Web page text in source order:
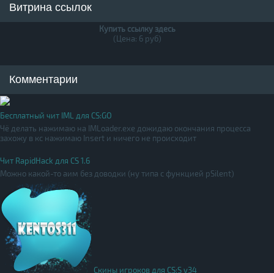
Витрина ссылок
Купить ссылку здесь
(Цена: 6 руб)
Комментарии
Бесплатный чит IML для CS:GO
Чё делать нажимаю на IMLoader.exe дожидаю окончания процесса
захожу в кс нажимаю Insert и ничего не происходит
Чит RapidHack для CS 1.6
Можно какой-то аим без доводки (ну типа с функцией pSilent)
Скины игроков для CS:S v34